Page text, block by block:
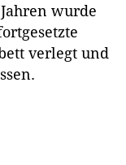
wurde
verlegt und